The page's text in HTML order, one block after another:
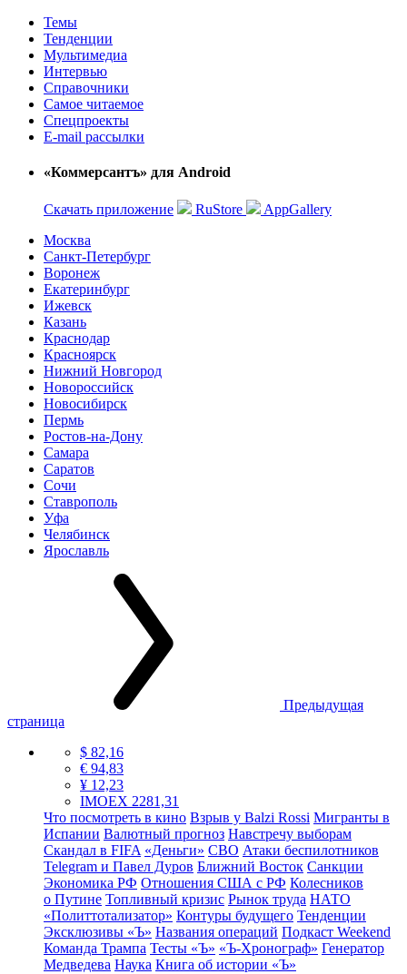
Темы
Тенденции
Мультимедиа
Интервью
Справочники
Самое читаемое
Спецпроекты
E-mail рассылки
«Коммерсантъ» для Android
Скачать приложение RuStore
AppGallery
Москва
Санкт-Петербург
Воронеж
Екатеринбург
Ижевск
Казань
Краснодар
Красноярск
Нижний Новгород
Новороссийск
Новосибирск
Пермь
Ростов-на-Дону
Самара
Саратов
Сочи
Ставрополь
Уфа
Челябинск
Ярославль
Предыдущая
страница
$ 82,16
€ 94,83
¥ 12,23
IMOEX 2281,31
Что посмотреть в кино Взрыв у Balzi Rossi Мигранты в
Испании Валютный прогноз Навстречу выборам
Скандал в FIFA «Деньги» СВО Атаки беспилотников
Telegram и Павел Дуров Ближний Восток Санкции
Экономика РФ Отношения США с РФ Колесников
о Путине Топливный кризис Рынок труда НАТО
«Политтотализатор» Контуры будущего Тенденции
Эксклюзивы «Ъ» Названия операций Подкаст Weekend
Команда Трампа Тесты «Ъ» «Ъ-Хронограф» Генератор
Медведева Наука Книга об истории «Ъ»